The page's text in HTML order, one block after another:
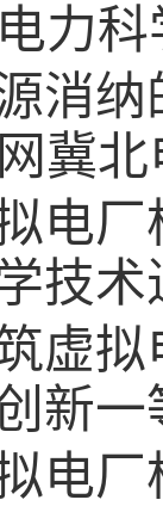
电力
消
冀
电
技
虚
新
电